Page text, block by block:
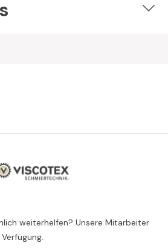
weiterhelfen? Unsere Mitarbeiter